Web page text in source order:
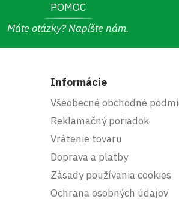
POMOC
Máte otázky? Napíšte nám.
Informácie
Všeobecné obchodné
Reklamačný poriadok
Vrátenie tovaru
Doprava a platby
Zásady používania cookies
Ochrana osobných údajov